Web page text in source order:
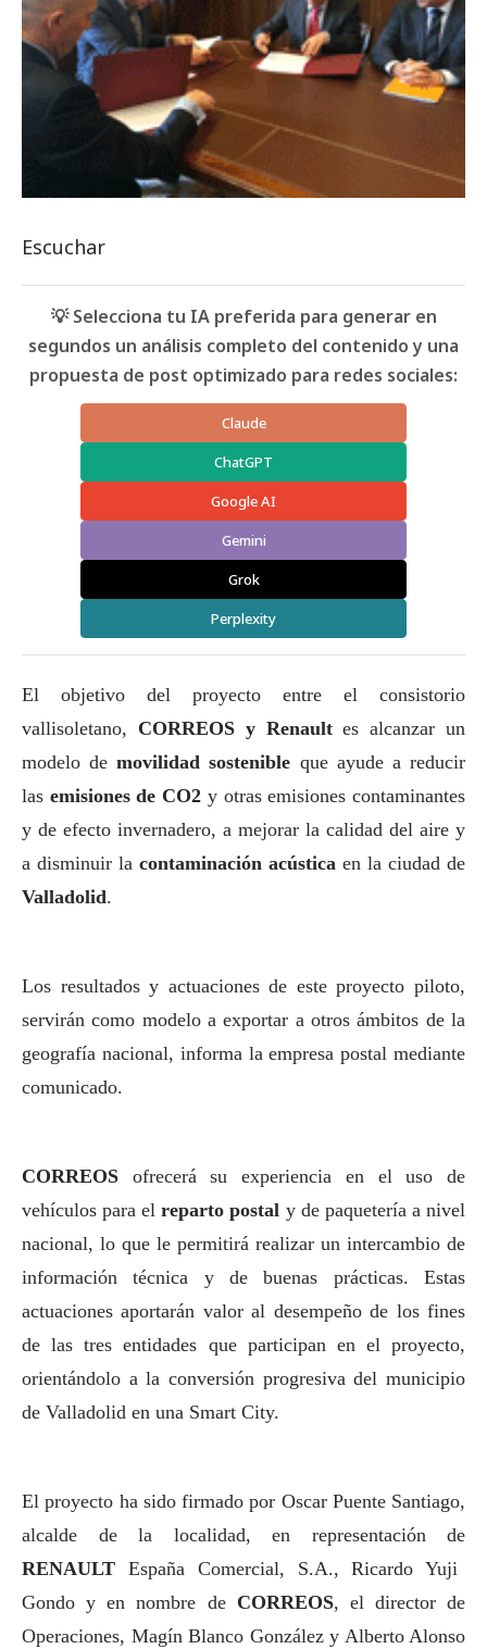
Escuchar
💡 Selecciona tu IA preferida para generar en
segundos un análisis completo del contenido y una
propuesta de post optimizado para redes sociales:
Claude
ChatGPT
Google AI
Gemini
Grok
Perplexity
El objetivo del proyecto entre el consistorio
vallisoletano, CORREOS y Renaultes alcanzar un
modelo demovilidad sostenible que ayude a reducir
las emisiones de CO2 y otras emisiones contaminantes
y de efecto invernadero, a mejorar la calidad del aire y
a disminuir la contaminación acústica en la ciudad de
Valladolid.
Los resultados y actuaciones de este proyecto piloto,
servirán como modelo a exportar a otros ámbitos de la
geografía nacional, informa la empresa postal mediante
comunicado.
CORREOS ofrecerá su experiencia en el uso de
vehículos para elreparto postal y de paquetería a nivel
nacional, lo que le permitirá realizar un intercambio de
información técnica y de buenas prácticas. Estas
actuaciones aportarán valor al desempeño de los fines
de las tres entidades que participan en el proyecto,
orientándolo a la conversión progresiva del municipio
de Valladolid en una Smart City.
El proyecto ha sido firmado por Oscar Puente Santiago,
alcalde de la localidad, en representación de
RENAULT España Comercial, S.A., Ricardo Yuji
Gondo y en nombre de CORREOS, el director de
Operaciones, Magín Blanco González y Alberto Alonso